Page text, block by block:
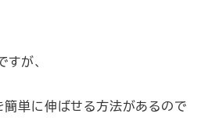
が、
簡単に伸ばせる方法があるので